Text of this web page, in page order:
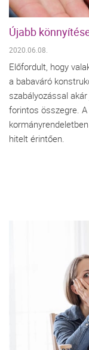
Újabb
2020.06.08.
Előfordult, hogy
a babaváró
szabályozással
forintos összegre.
hitelt érintően.